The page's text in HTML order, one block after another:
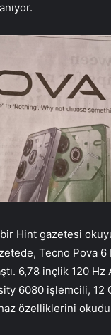
Hint gazetesi
Tecno Pova 6
6,78 inçlik 120 Hz
6080 işlemcili, 12
özelliklerini